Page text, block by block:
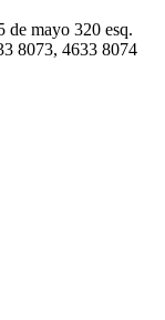
de mayo 320 esq.
8073, 4633 8074